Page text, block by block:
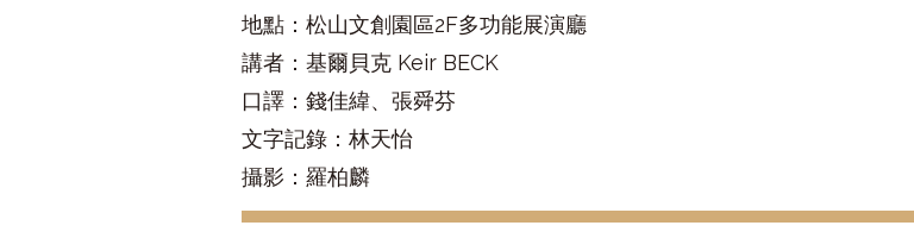
地點：松山文創園區2F多功能展演廳
講者：基爾貝克 Keir BECK
口譯：錢佳緯、張舜芬
文字記錄：林天怡
攝影：羅柏麟